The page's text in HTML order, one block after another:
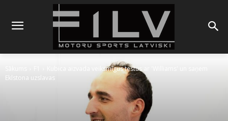
Kubica aizvada veiksmīgus testus ar 'Williams' un saņem
Eklstona uzslavas